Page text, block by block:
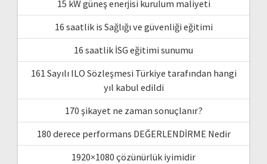
15 kW güneş enerjisi kurulum maliyeti
16 saatlik is Sağlığı ve güvenliği eğitimi
16 saatlik İSG eğitimi sunumu
161 Sayılı ILO Sözleşmesi Türkiye tarafından hangi
yıl kabul edildi
170 şikayet ne zaman sonuçlanır?
180 derece performans DEĞERLENDİRME Nedir
1920×1080 çözünürlük iyimidir